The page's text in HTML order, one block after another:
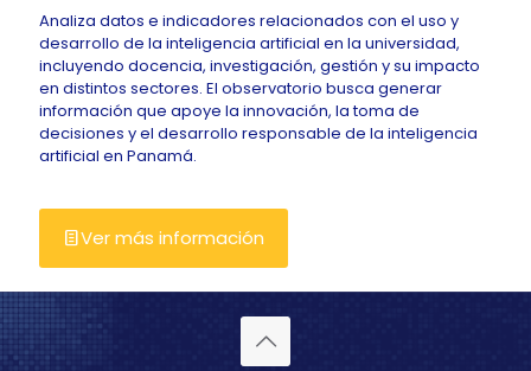
Analiza datos e indicadores relacionados con el uso y
desarrollo de la inteligencia artificial en la universidad,
incluyendo docencia, investigación, gestión y su impacto
en distintos sectores. El observatorio busca generar
información que apoye la innovación, la toma de
decisiones y el desarrollo responsable de la inteligencia
artificial en Panamá.
Ver más información